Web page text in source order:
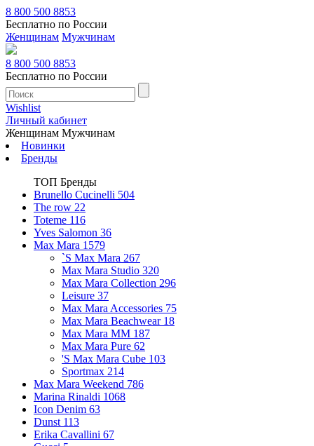
8 800 500 8853
Бесплатно по России
Женщинам Мужчинам
8 800 500 8853
Бесплатно по России
Wishlist
Личный кабинет
Женщинам Мужчинам
Новинки
Бренды
ТОП Бренды
Brunello Cucinelli 504
The row 22
Toteme 116
Yves Salomon 36
Max Mara 1579
`S Max Mara 267
Max Mara Studio 320
Max Mara Collection 296
Leisure 37
Max Mara Accessories 75
Max Mara Beachwear 18
Max Mara MM 187
Max Mara Pure 62
'S Max Mara Cube 103
Sportmax 214
Max Mara Weekend 786
Marina Rinaldi 1068
Icon Denim 63
Dunst 113
Erika Cavallini 67